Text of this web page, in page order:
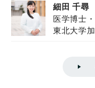
細田 千尋
医学博士
東北大学